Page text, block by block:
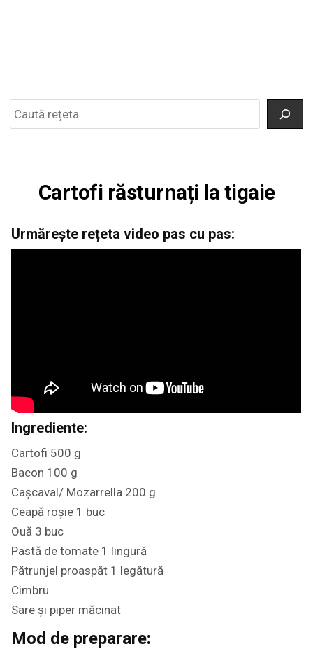
Cartofi răsturnați la tigaie
Urmărește rețeta video pas cu pas:
Ingrediente:
Cartofi 500 g
Bacon 100 g
Cașcaval/ Mozarrella 200 g
Ceapă roșie 1 buc
Ouă 3 buc
Pastă de tomate 1 lingură
Pătrunjel proaspăt 1 legătură
Cimbru
Sare și piper măcinat
Mod de preparare: